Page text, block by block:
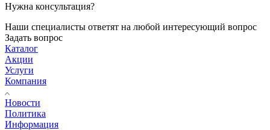
Нужна консультация?
Наши специалисты ответят на любой интересующий вопрос
Задать вопрос
Каталог
Акции
Услуги
Компания
Новости
Политика
Информация